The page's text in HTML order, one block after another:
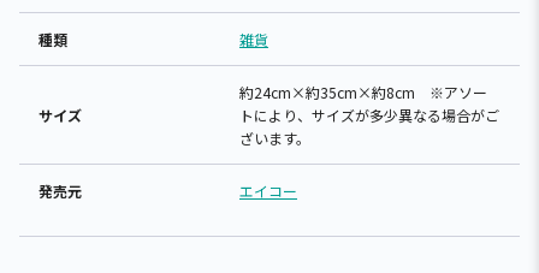
種類 雑貨
サイズ
約24cm×約35cm×約8cm ※アソー
トにより、サイズが多少異なる場合がご
ざいます。
発売元 エイコー